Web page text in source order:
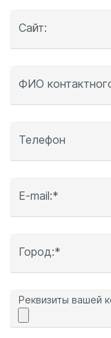
Сайт:
ФИО
Телефон
E-mail:*
Город:*
Реквизиты вашей